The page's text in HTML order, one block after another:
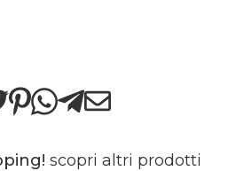
scopri altri prodotti